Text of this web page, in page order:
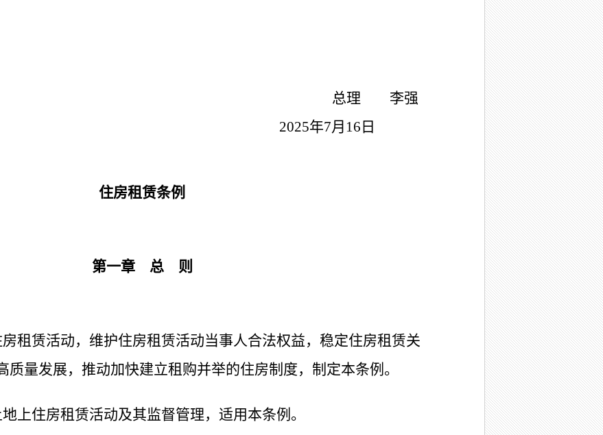
总理 李强
2025年7月16日
住房租赁条例
第一章 总 则
租赁活动，维护住房租赁活动当事人合法权益，稳定住房租赁关
质量发展，推动加快建立租购并举的住房制度，制定本条例。
住房租赁活动及其监督管理，适用本条例。